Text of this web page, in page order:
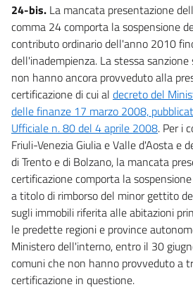
24-bis. La mancata presentazione
comma 24 comporta la sospensione
contributo ordinario dell'anno 2010
dell'inadempienza. La stessa
non hanno ancora provveduto alla
certificazione di cui al decreto del
delle finanze 17 marzo 2008,
Ufficiale n. 80 del 4 aprile 2008. Per i
Friuli-Venezia Giulia e Valle d'Aosta e
di Trento e di Bolzano, la mancata
certificazione comporta la
a titolo di rimborso del minor gettito
sugli immobili riferita alle abitazioni
le predette regioni e province
Ministero dell'interno, entro il 30
comuni che non hanno provveduto a
certificazione in questione.